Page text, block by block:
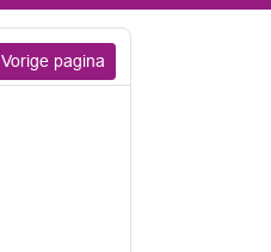
Vorige pagina